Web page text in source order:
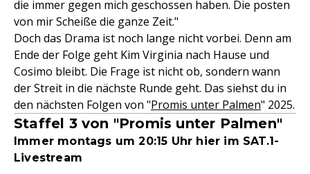
die immer gegen mich geschossen haben. Die posten
von mir Scheiße die ganze Zeit."
Doch das Drama ist noch lange nicht vorbei. Denn am
Ende der Folge geht Kim Virginia nach Hause und
Cosimo bleibt. Die Frage ist nicht ob, sondern wann
der Streit in die nächste Runde geht. Das siehst du in
den nächsten Folgen von "Promis unter Palmen" 2025.
Staffel 3 von "Promis unter Palmen"
Immer montags um 20:15 Uhr hier im SAT.1-
Livestream